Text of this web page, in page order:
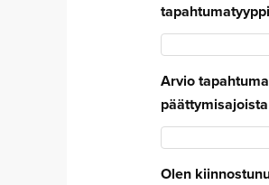
tapahtumatyyppi
Arvio
päättymisajoista
Olen